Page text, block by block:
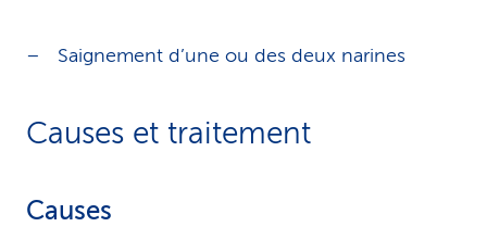
Saignement d’une ou des deux narines
Causes et traitement
Causes